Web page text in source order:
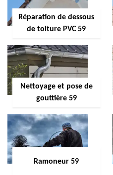
Réparation de dessous
de toiture PVC 59
Nettoyage et pose de
gouttière 59
Ramoneur 59